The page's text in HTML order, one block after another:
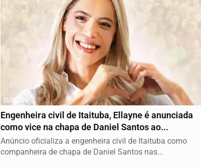
ELEIÇÃO
Engenheira civil de Itaituba, Ellayne é anunciada
como vice na chapa de Daniel Santos ao...
Anúncio oficializa a engenheira civil de Itaituba como
companheira de chapa de Daniel Santos nas...